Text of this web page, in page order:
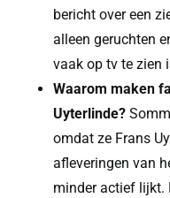
bericht over een
alleen geruchten
vaak op tv te zien
Waarom maken
Uyterlinde?
omdat ze Frans
afleveringen van
minder actief lijkt.